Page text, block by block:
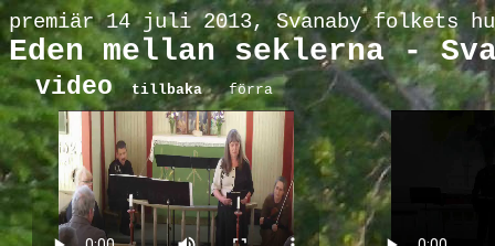
premiär14juli 2013,Svanaby folkets
Eden mellan seklerna -
video tillbaka förra